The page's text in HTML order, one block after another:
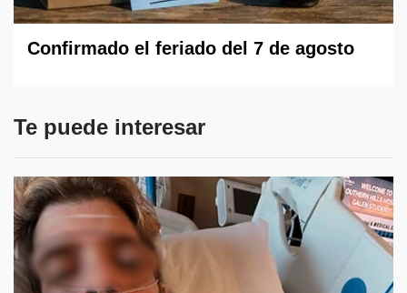
Confirmado el feriado del 7 de agosto
Te puede interesar